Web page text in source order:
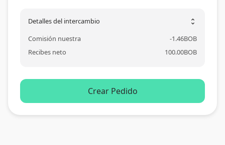
Detalles del intercambio unfold_more
Comisión nuestra -1.46BOB
Recibes neto
100.00BOB
Crear Pedido